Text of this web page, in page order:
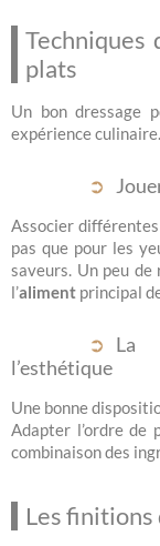
Techniques
plats
Un bon dressage
expérience culinaire.
Associer
pas que pour les
saveurs. Un peu
l’aliment principal
La
l’esthétique
Une bonne
Adapter l’ordre de
combinaison des
Les